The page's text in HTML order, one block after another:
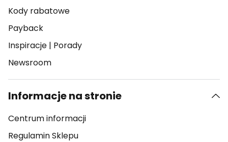
Kody rabatowe
Payback
Inspiracje | Porady
Newsroom
Informacje na stronie
Centrum informacji
Regulamin Sklepu